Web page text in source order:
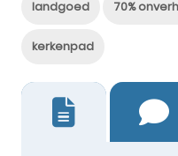
landgoed 70%
kerkenpad